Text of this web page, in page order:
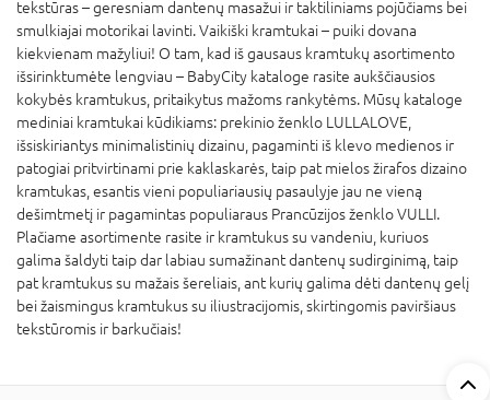
tekstūras – geresniam dantenų masažui ir taktiliniams pojūčiams bei
smulkiajai motorikai lavinti. Vaikiški kramtukai – puiki dovana
kiekvienam mažyliui! O tam, kad iš gausaus kramtukų asortimento
išsirinktumėte lengviau – BabyCity kataloge rasite aukščiausios
kokybės kramtukus, pritaikytus mažoms rankytėms. Mūsų kataloge
mediniai kramtukai kūdikiams: prekinio ženklo LULLALOVE,
išsiskiriantys minimalistinių dizainu, pagaminti iš klevo medienos ir
patogiai pritvirtinami prie kaklaskarės, taip pat mielos žirafos dizaino
kramtukas, esantis vieni populiariausių pasaulyje jau ne vieną
dešimtmetį ir pagamintas populiaraus Prancūzijos ženklo VULLI.
Plačiame asortimente rasite ir kramtukus su vandeniu, kuriuos
galima šaldyti taip dar labiau sumažinant dantenų sudirginimą, taip
pat kramtukus su mažais šereliais, ant kurių galima dėti dantenų gelį
bei žaismingus kramtukus su iliustracijomis, skirtingomis paviršiaus
tekstūromis ir barkučiais!